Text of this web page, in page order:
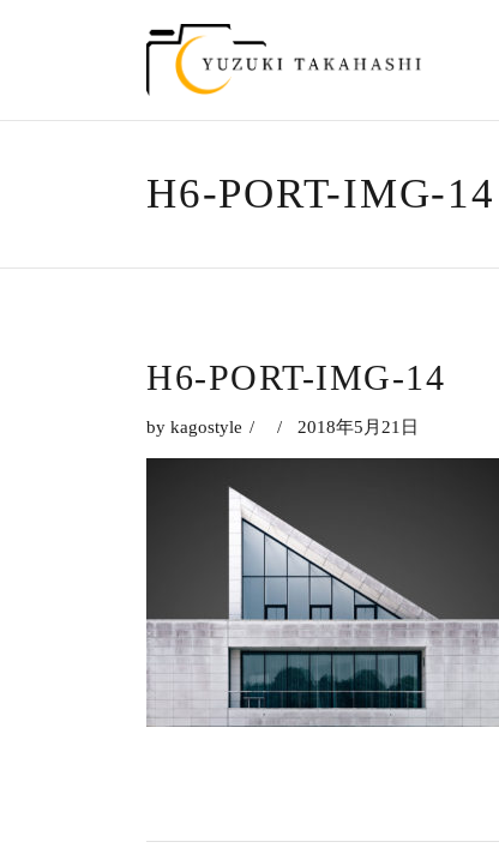
H6-PORT-IMG-14
H6-PORT-IMG-14
by kagostyle 2018年5月21日